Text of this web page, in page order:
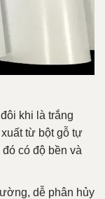
khi là trắng
từ bột gỗ tự
có độ bền và
dễ phân hủy